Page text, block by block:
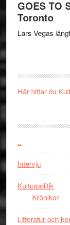
GOES TO
Toronto
Lars Vegas
Här hittar du
..
Intervju
Kulturpolitik
Krönikor
Litteratur och